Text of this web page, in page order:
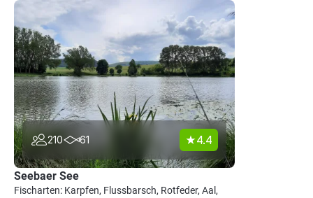
210 61 4.4
Seebaer See
Fischarten: Karpfen, Flussbarsch, Rotfeder, Aal,